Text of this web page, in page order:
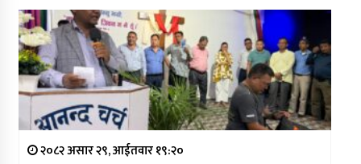
२०८२ असार २९, आईतवार १९:२०